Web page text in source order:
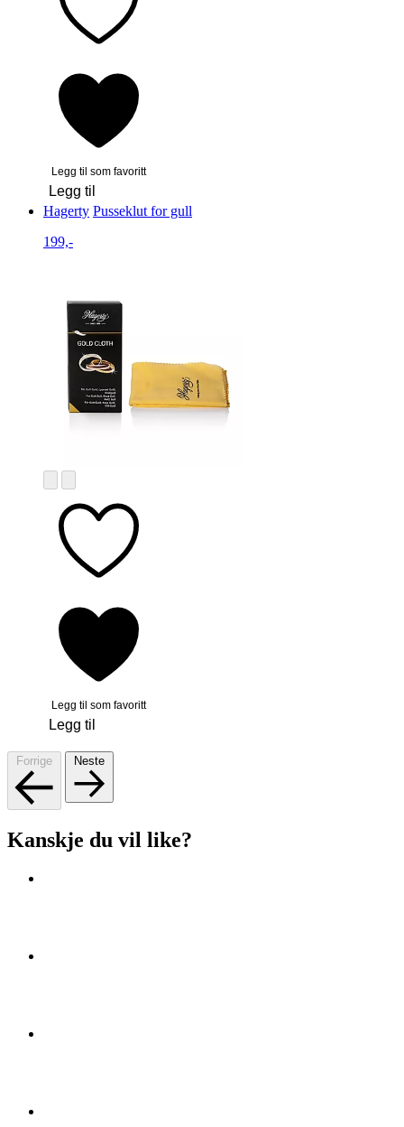
Legg til som favoritt
Legg til
Hagerty Pusseklut for gull
199,-
Legg til som favoritt
Legg til
Forrige Neste
Kanskje du vil like?